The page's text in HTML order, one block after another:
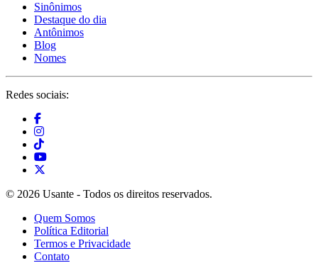
Sinônimos
Destaque do dia
Antônimos
Blog
Nomes
Redes sociais:
© 2026 Usante - Todos os direitos reservados.
Quem Somos
Política Editorial
Termos e Privacidade
Contato